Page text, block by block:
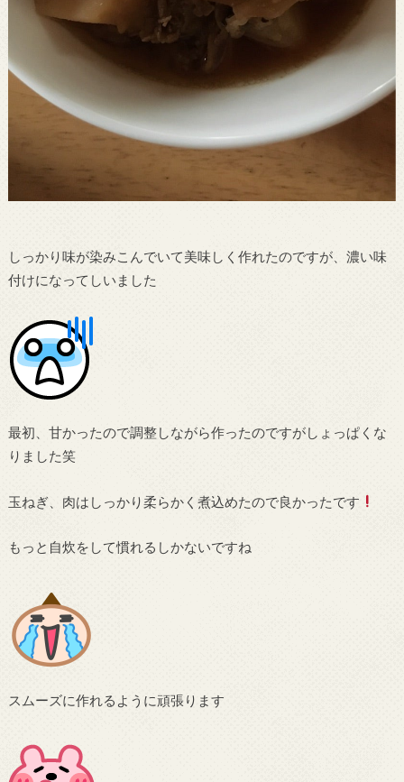
しっかり味が染みこんでいて美味しく作れたのですが、濃い味
付けになってしいました
最初、甘かったので調整しながら作ったのですがしょっぱくな
りました笑
玉ねぎ、肉はしっかり柔らかく煮込めたので良かったです
もっと自炊をして慣れるしかないですね
スムーズに作れるように頑張ります